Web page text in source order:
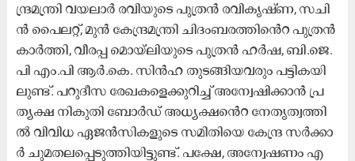
ന്ദ്ര​മ​ന്ത്രി വ​യ​ലാ​ർ ര​വി​യു​ടെ പു​ത്ര​ൻ ര​വി​കൃ​ഷ്​​ണ, സ​ചി​
ൻ പൈ​ല​റ്റ്, മു​ൻ കേ​ന്ദ്ര​മ​ന്ത്രി ചി​ദം​ബ​ര​ത്തി​െ​ൻ​റ പു​ത്ര​ൻ
കാ​ർ​ത്തി, വീ​ര​പ്പ​ ​മൊയ്​​ലി​യു​ടെ പു​ത്ര​ൻ ഹ​ർ​ഷ, ബി.​ജെ.​
പി എം.​പി ആ​ർ.​കെ. സി​ൻ​ഹ തു​ട​ങ്ങി​യ​വ​രും പ​ട്ടി​ക​യി​
ലു​ണ്ട്. പ​റു​ദീ​സ രേ​ഖ​ക​ളെ​ക്കു​റി​ച്ച് അ​ന്വേ​ഷി​ക്കാ​ൻ പ്ര​
ത്യ​ക്ഷ നി​കു​തി ബോ​ർ​ഡ്​ അ​ധ്യ​ക്ഷ​െ​ൻ​റ നേ​തൃ​ത്വ​ത്തി​
ൽ വിവിധ ഏജൻസികളുടെ സ​മി​തി​യെ കേ​ന്ദ്ര സ​ർ​ക്കാ​
ർ ചു​മ​ത​ല​പ്പെ​ടു​ത്തി​യി​ട്ടു​ണ്ട്. പ​ക്ഷേ, അ​ന്വേ​ഷ​ണം എ​